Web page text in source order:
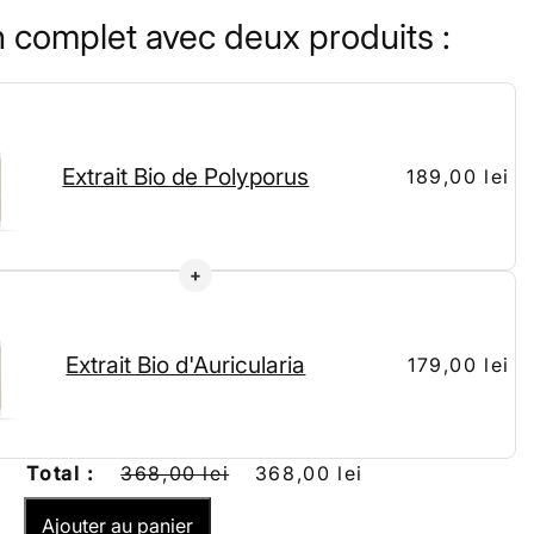
complet avec deux produits :
Extrait Bio de Polyporus 189,00 lei
Extrait Bio d'Auricularia 179,00 lei
Total : 368,00 lei 368,00 lei
Ajouter au panier